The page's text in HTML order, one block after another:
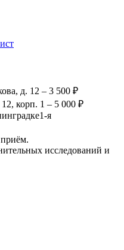
д. 12 – 3 500 ₽
корп. 1 – 5 000 ₽
1-я
исследований и